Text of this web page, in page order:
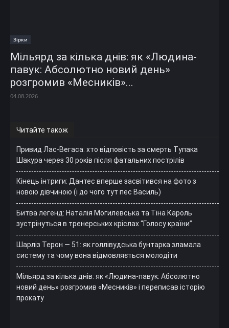
Зірки
Мільярд за кілька днів: як «Людина-
павук: Абсолютно новий день»
розгромив «Месників»...
04.08.2026
Читайте також
Привид Лас-Вегаса: хто відповість за смерть Тупака
Шакура через 30 років після фатальних пострілів
Кінець інтриги: Дантес вперше засвітився на фото з
новою дівчиною (і до чого тут пес Василь)
Битва легенд: Наталія Могилевська та Тіна Кароль
зустрінуться в тренерських кріслах “Голосу країни”
Шарліз Терон — 51: як голлівудська бунтарка зламала
систему та чому вона відмовляється молодіти
Мільярд за кілька днів: як «Людина-павук: Абсолютно
новий день» розгромив «Месників» і переписав історію
прокату